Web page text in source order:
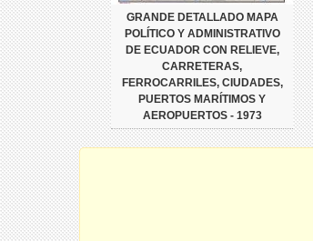
GRANDE DETALLADO MAPA
POLÍTICO Y ADMINISTRATIVO
DE ECUADOR CON RELIEVE,
CARRETERAS,
FERROCARRILES, CIUDADES,
PUERTOS MARÍTIMOS Y
AEROPUERTOS - 1973